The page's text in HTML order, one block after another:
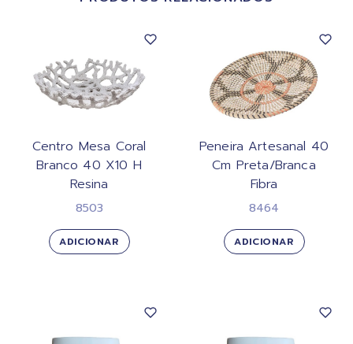
Centro Mesa Coral
Branco 40 X10 H
Resina
8503
ADICIONAR
Peneira Artesanal 40
Cm Preta/Branca
Fibra
8464
ADICIONAR